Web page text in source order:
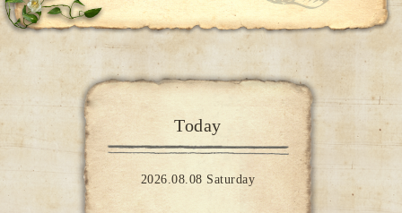
Today
2026.08.08 Saturday